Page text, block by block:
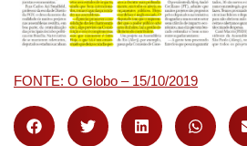
FONTE: O Globo – 15/10/2019